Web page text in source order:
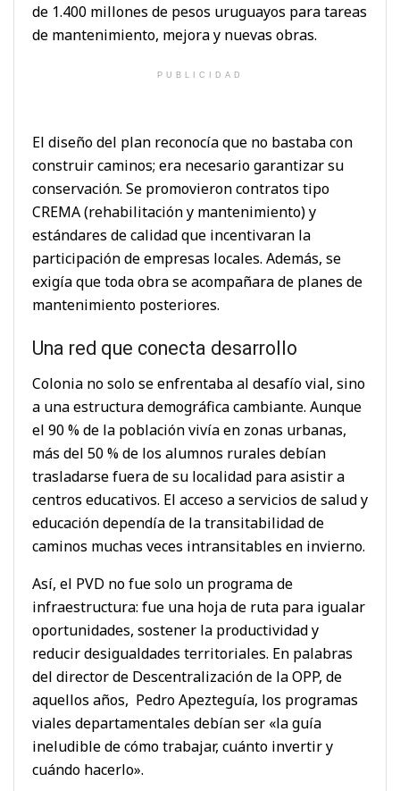
de 1.400 millones de pesos uruguayos para tareas
de mantenimiento, mejora y nuevas obras.
PUBLICIDAD
El diseño del plan reconocía que no bastaba con
construir caminos; era necesario garantizar su
conservación. Se promovieron contratos tipo
CREMA (rehabilitación y mantenimiento) y
estándares de calidad que incentivaran la
participación de empresas locales. Además, se
exigía que toda obra se acompañara de planes de
mantenimiento posteriores.
Una red que conecta desarrollo
Colonia no solo se enfrentaba al desafío vial, sino
a una estructura demográfica cambiante. Aunque
el 90 % de la población vivía en zonas urbanas,
más del 50 % de los alumnos rurales debían
trasladarse fuera de su localidad para asistir a
centros educativos. El acceso a servicios de salud y
educación dependía de la transitabilidad de
caminos muchas veces intransitables en invierno.
Así, el PVD no fue solo un programa de
infraestructura: fue una hoja de ruta para igualar
oportunidades, sostener la productividad y
reducir desigualdades territoriales. En palabras
del director de Descentralización de la OPP, de
aquellos años, Pedro Apezteguía, los programas
viales departamentales debían ser «la guía
ineludible de cómo trabajar, cuánto invertir y
cuándo hacerlo».